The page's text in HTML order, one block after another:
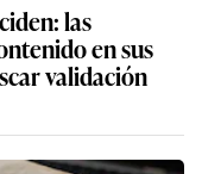
las
en sus
validación